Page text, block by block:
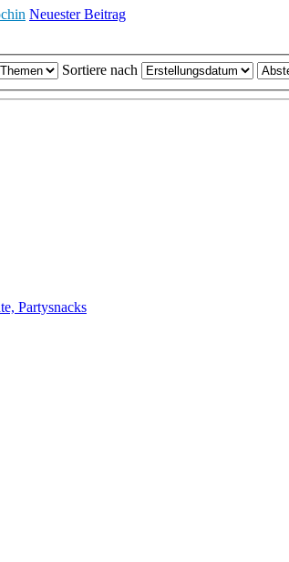
Neuester Beitrag
Sortiere nach
Partysnacks